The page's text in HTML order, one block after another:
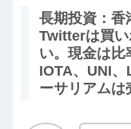
長期投資：香
Twitterは買
い。現金は比
IOTA、UNI
ーサリアムは